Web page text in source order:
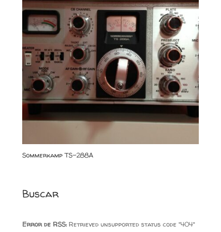
Sommerkamp TS-288A
Buscar
Error de RSS:Retrieved unsupported status code "404"